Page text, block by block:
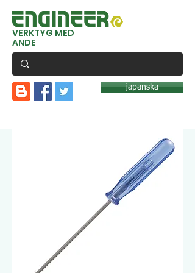
VERKTYG MED
ANDE
japanska